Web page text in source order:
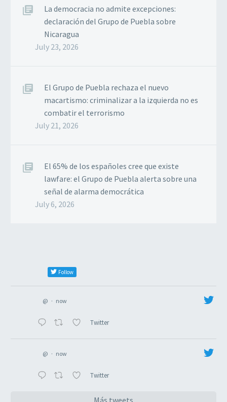
La democracia no admite excepciones:
declaración del Grupo de Puebla sobre
Nicaragua
July 23, 2026
El Grupo de Puebla rechaza el nuevo
macartismo: criminalizar a la izquierda no es
combatir el terrorismo
July 21, 2026
El 65% de los españoles cree que existe
lawfare: el Grupo de Puebla alerta sobre una
señal de alarma democrática
July 6, 2026
Follow
@ · now
Twitter
@ · now
Twitter
Más tweets